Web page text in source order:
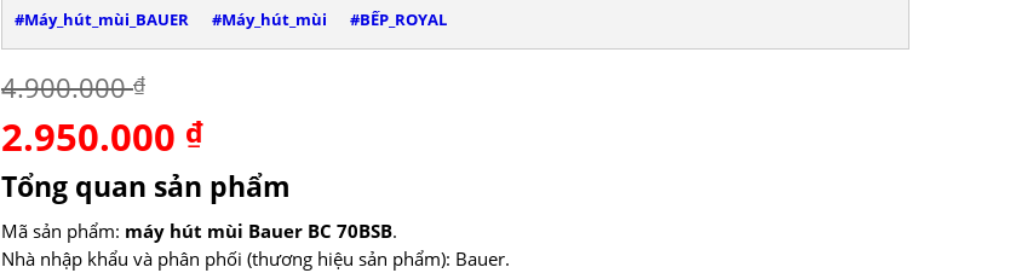
#Máy_hút_mùi_BAUER #Máy_hút_mùi #BẾP_ROYAL
4.900.000₫
Giá
gốc
là:
4.900.000 ₫.
2.950.000 ₫Giá
tại
là:
2.950.000 ₫.
Tổng quan sản phẩm
Mã sản phẩm: máy hút mùi Bauer BC 70BSB.
Nhà nhập khẩu và phân phối (thương hiệu sản phẩm): Bauer.